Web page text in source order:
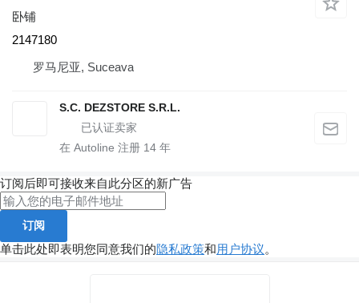
卧铺
2147180
罗马尼亚, Suceava
S.C. DEZSTORE S.R.L.
在 Autoline 注册 14 年
订阅后即可接收来自此分区的新广告
订阅
单击此处即表明您同意我们的隐私政策和用户协议。